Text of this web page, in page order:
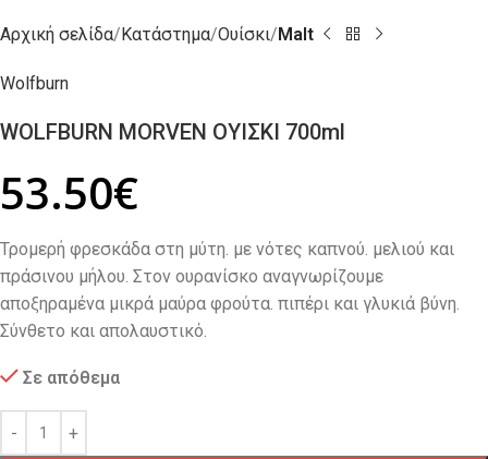
Αρχική σελίδα Κατάστημα Ουίσκι Malt
Wolfburn
WOLFBURN MORVEN ΟΥΙΣΚΙ 700ml
53.50€
Τρομερή φρεσκάδα στη μύτη. με νότες καπνού. μελιού και
πράσινου μήλου. Στον ουρανίσκο αναγνωρίζουμε
αποξηραμένα μικρά μαύρα φρούτα. πιπέρι και γλυκιά βύνη.
Σύνθετο και απολαυστικό.
Σε απόθεμα